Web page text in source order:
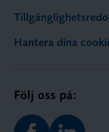
Hantera dina
Följ oss på: